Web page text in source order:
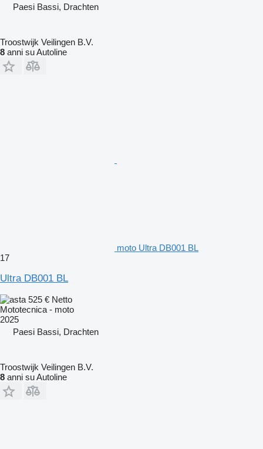
Paesi Bassi, Drachten
Troostwijk Veilingen B.V.
8 anni su Autoline
moto Ultra DB001 BL
17
Ultra DB001 BL
525 € Netto
Mototecnica - moto
2025
Paesi Bassi, Drachten
Troostwijk Veilingen B.V.
8 anni su Autoline